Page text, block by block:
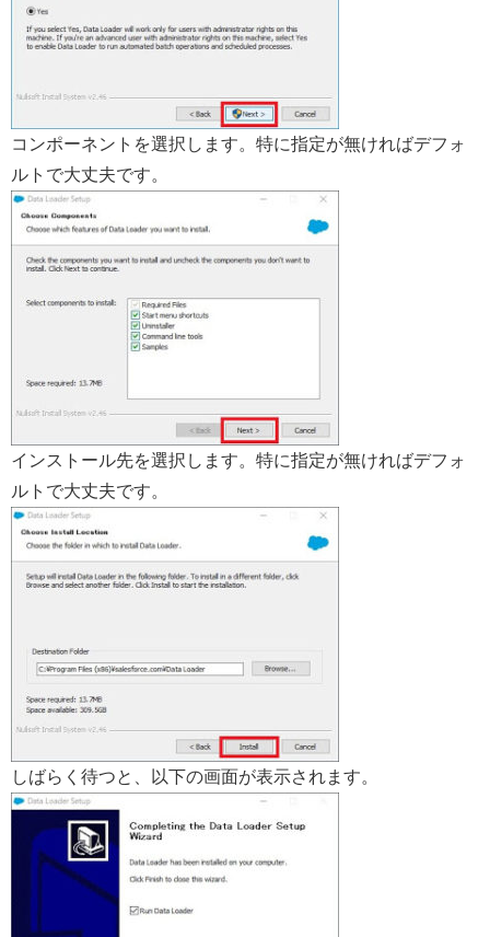
コンポーネントを選択します。特に指定が無ければデフォ
ルトで大丈夫です。
インストール先を選択します。特に指定が無ければデフォ
ルトで大丈夫です。
しばらく待つと、以下の画面が表示されます。